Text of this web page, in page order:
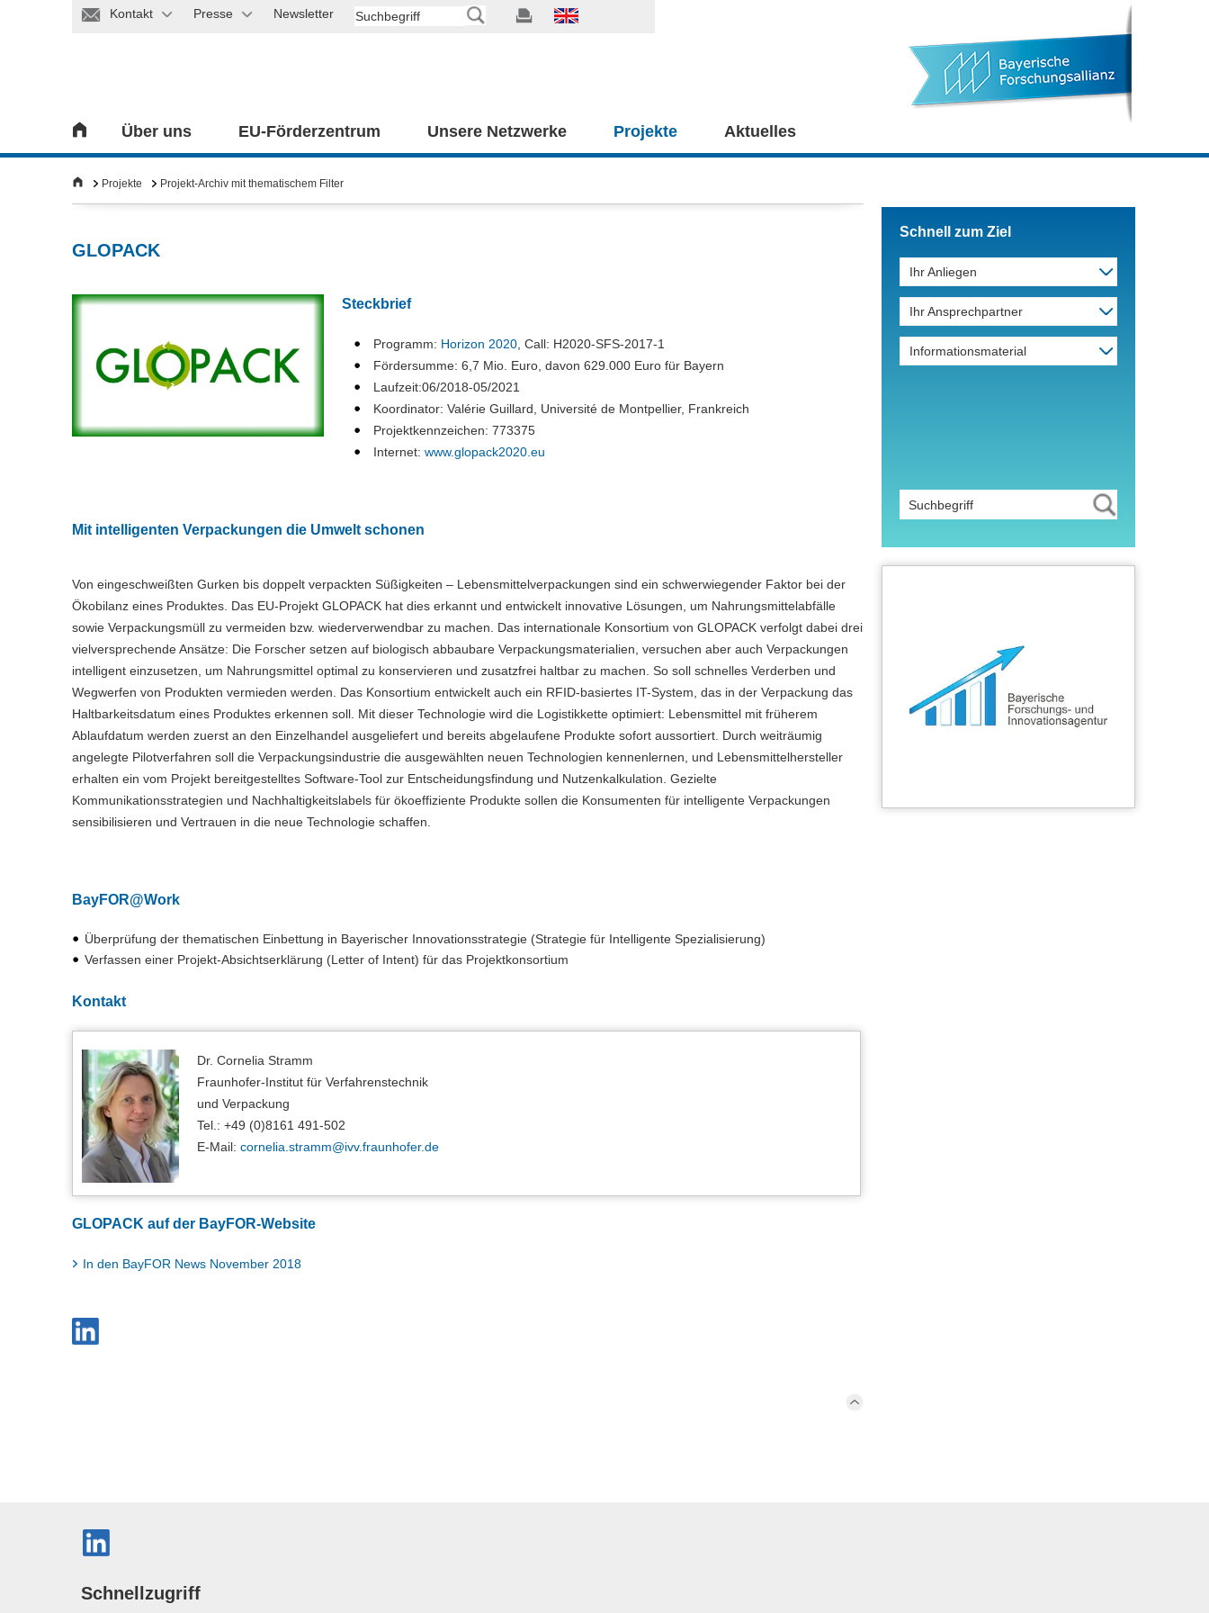
Kontakt Presse Newsletter
Über uns EU-Förderzentrum Unsere Netzwerke Projekte Aktuelles
Projekte Projekt-Archiv mit thematischem Filter
GLOPACK
Steckbrief
Programm: Horizon 2020 , Call: H2020-SFS-2017-1
Fördersumme: 6,7 Mio. Euro, davon 629.000 Euro für Bayern
Laufzeit:06/2018-05/2021
Koordinator: Valérie Guillard, Université de Montpellier, Frankreich
Projektkennzeichen: 773375
Internet: www.glopack2020.eu
Mit intelligenten Verpackungen die Umwelt schonen
Von eingeschweißten Gurken bis doppelt verpackten Süßigkeiten – Lebensmittelverpackungen sind ein schwerwiegender Faktor bei der
Ökobilanz eines Produktes. Das EU-Projekt GLOPACK hat dies erkannt und entwickelt innovative Lösungen, um Nahrungsmittelabfälle
sowie Verpackungsmüll zu vermeiden bzw. wiederverwendbar zu machen. Das internationale Konsortium von GLOPACK verfolgt dabei drei
vielversprechende Ansätze: Die Forscher setzen auf biologisch abbaubare Verpackungsmaterialien, versuchen aber auch Verpackungen
intelligent einzusetzen, um Nahrungsmittel optimal zu konservieren und zusatzfrei haltbar zu machen. So soll schnelles Verderben und
Wegwerfen von Produkten vermieden werden. Das Konsortium entwickelt auch ein RFID-basiertes IT-System, das in der Verpackung das
Haltbarkeitsdatum eines Produktes erkennen soll. Mit dieser Technologie wird die Logistikkette optimiert: Lebensmittel mit früherem
Ablaufdatum werden zuerst an den Einzelhandel ausgeliefert und bereits abgelaufene Produkte sofort aussortiert. Durch weiträumig
angelegte Pilotverfahren soll die Verpackungsindustrie die ausgewählten neuen Technologien kennenlernen, und Lebensmittelhersteller
erhalten ein vom Projekt bereitgestelltes Software-Tool zur Entscheidungsfindung und Nutzenkalkulation. Gezielte
Kommunikationsstrategien und Nachhaltigkeitslabels für ökoeffiziente Produkte sollen die Konsumenten für intelligente Verpackungen
sensibilisieren und Vertrauen in die neue Technologie schaffen.
BayFOR@Work
Überprüfung der thematischen Einbettung in Bayerischer Innovationsstrategie (Strategie für Intelligente Spezialisierung)
Verfassen einer Projekt-Absichtserklärung (Letter of Intent) für das Projektkonsortium
Kontakt
Dr. Cornelia Stramm
Fraunhofer-Institut für Verfahrenstechnik
und Verpackung
Tel.: +49 (0)8161 491-502
E-Mail: cornelia.stramm@ivv.fraunhofer.de
GLOPACK auf der BayFOR-Website
In den BayFOR News November 2018
Schnell zum Ziel
Ihr Anliegen
Ihr Ansprechpartner
Informationsmaterial
Schnellzugriff